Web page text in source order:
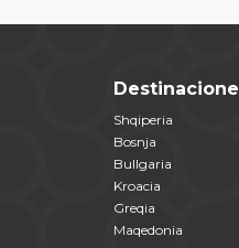
Destinacione
Shqiperia
Bosnja
Bullgaria
Kroacia
Greqia
Maqedonia